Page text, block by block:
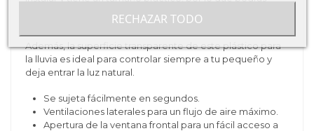
ventanilla que puedes abrir con una sola mano.
Además, la superficie transparente de este plástico para
la lluvia es ideal para controlar siempre a tu pequeño y
deja entrar la luz natural.
Se sujeta fácilmente en segundos.
Ventilaciones laterales para un flujo de aire máximo.
Apertura de la ventana frontal para un fácil acceso a
RECHAZAR TODO